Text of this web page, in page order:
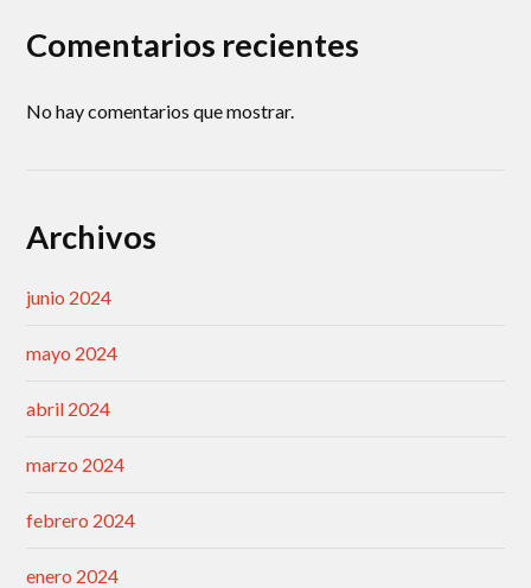
Comentarios recientes
No hay comentarios que mostrar.
Archivos
junio 2024
mayo 2024
abril 2024
marzo 2024
febrero 2024
enero 2024